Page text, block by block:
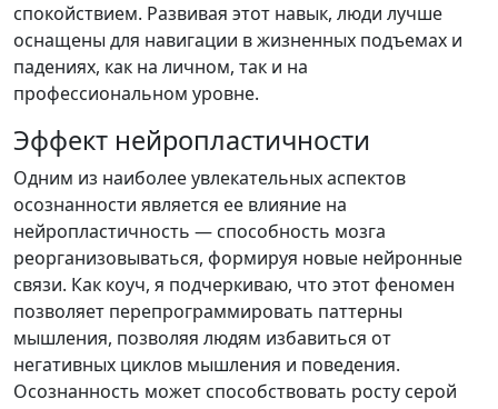
спокойствием. Развивая этот навык, люди лучше
оснащены для навигации в жизненных подъемах и
падениях, как на личном, так и на
профессиональном уровне.
Эффект нейропластичности
Одним из наиболее увлекательных аспектов
осознанности является ее влияние на
нейропластичность — способность мозга
реорганизовываться, формируя новые нейронные
связи. Как коуч, я подчеркиваю, что этот феномен
позволяет перепрограммировать паттерны
мышления, позволяя людям избавиться от
негативных циклов мышления и поведения.
Осознанность может способствовать росту серой